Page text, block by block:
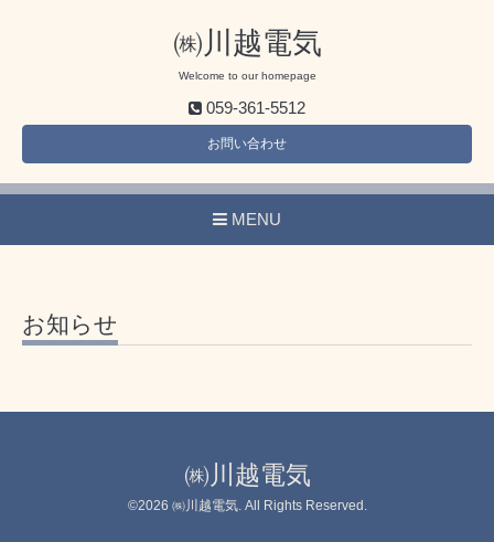
㈱川越電気
Welcome to our homepage
059-361-5512
お問い合わせ
MENU
お知らせ
㈱川越電気
©2026 ㈱川越電気. All Rights Reserved.